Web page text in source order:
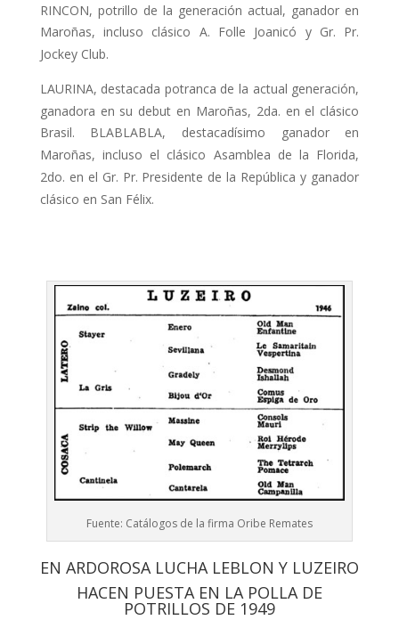
RINCON, potrillo de la generación ac­tual, ganador en
Maroñas, incluso clá­sico A. Folle Joanicó y Gr. Pr.
Jockey Club.
LAURINA, destacada potranca de la actual generación,
ganadora en su debut en Maroñas, 2da. en el clásico
Brasil. BLABLABLA, destacadísimo ganador en
Maroñas, incluso el clásico Asamblea de la Florida,
2do. en el Gr. Pr. Presiden­te de la República y ganador
clásico en San Félix.
Fuente: Catálogos de la firma Oribe Remates
EN ARDOROSA LUCHA LEBLON Y LUZEIRO
HACEN PUESTA EN LA POLLA DE
POTRILLOS DE 1949